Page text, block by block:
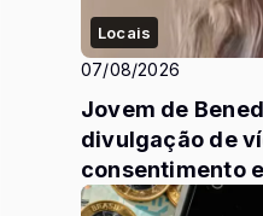
Locais
07/08/2026
Jovem de
divulgação de
consentimento
interromper